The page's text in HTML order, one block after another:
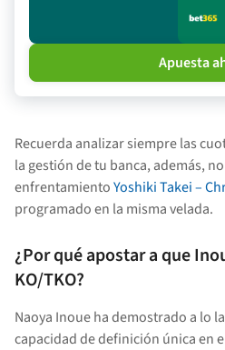
Apuesta
Recuerda analizar siempre las
la gestión de tu banca, además,
enfrentamientoYoshiki Takei –
programado en la misma velada.
¿Por qué apostar a que
KO/TKO?
Naoya Inoue ha demostrado a lo
capacidad de definición única en